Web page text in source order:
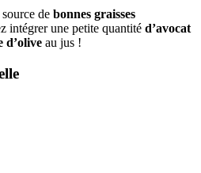
de bonnes graisses
intégrer une petite quantité d’avocat
d’olive au jus !